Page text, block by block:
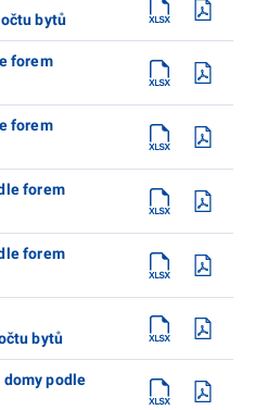
bytů
forem
forem
forem
forem
bytů
domy podle